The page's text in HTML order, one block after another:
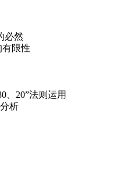
必然
限性
20”法则运用
析